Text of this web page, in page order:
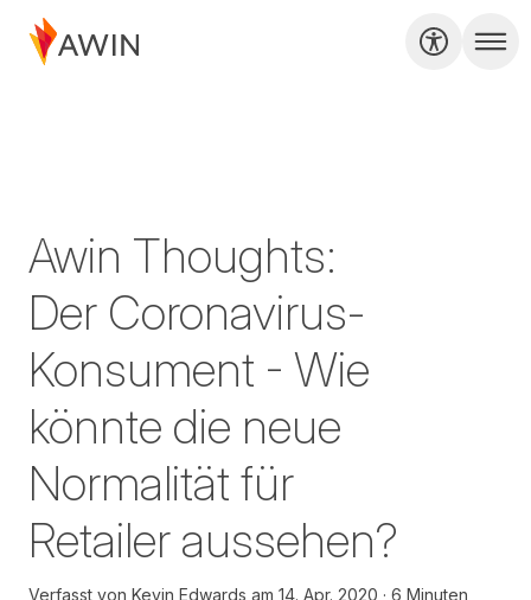
Awin Thoughts:
Der Coronavirus-
Konsument - Wie
könnte die neue
Normalität für
Retailer aussehen?
Verfasst von Kevin Edwards am 14. Apr. 2020
6 Minuten